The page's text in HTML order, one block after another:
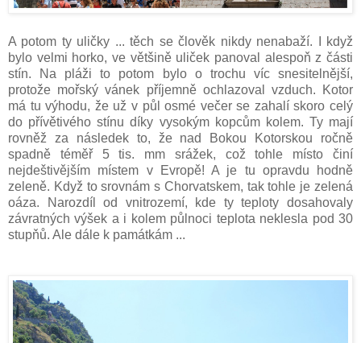
A potom ty uličky ... těch se člověk nikdy nenabaží. I když
bylo velmi horko, ve většině uliček panoval alespoň z části
stín. Na pláži to potom bylo o trochu víc snesitelnější,
protože mořský vánek příjemně ochlazoval vzduch. Kotor
má tu výhodu, že už v půl osmé večer se zahalí skoro celý
do přívětivého stínu díky vysokým kopcům kolem. Ty mají
rovněž za následek to, že nad Bokou Kotorskou ročně
spadně téměř 5 tis. mm srážek, což tohle místo činí
nejdeštivějším místem v Evropě! A je tu opravdu hodně
zeleně. Když to srovnám s Chorvatskem, tak tohle je zelená
oáza. Narozdíl od vnitrozemí, kde ty teploty dosahovaly
závratných výšek a i kolem půlnoci teplota neklesla pod 30
stupňů. Ale dále k památkám ...